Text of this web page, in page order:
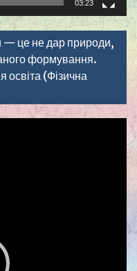
03:23
— це не дар природи,
формування.
освіта (Фізична